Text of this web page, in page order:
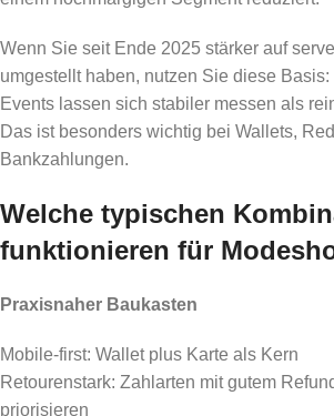
Wenn Sie seit Ende 2025 stärker auf
umgestellt haben, nutzen Sie diese
Events lassen sich stabiler messen als
Das ist besonders wichtig bei Wallets,
Bankzahlungen.
Welche typischen
funktionieren für
Praxisnaher Baukasten
Mobile-first: Wallet plus Karte als Kern
Retourenstark: Zahlarten mit gutem
priorisieren